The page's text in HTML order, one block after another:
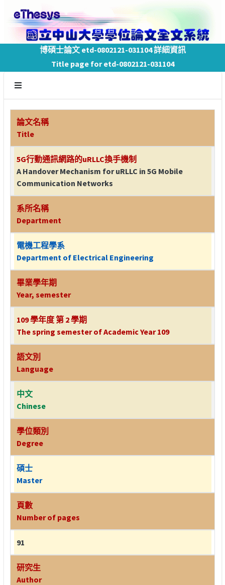
博碩士論文 etd-0802121-031104 詳細資訊
Title page for etd-0802121-031104
論文名稱
Title
5G行動通訊網路的uRLLC換手機制
A Handover Mechanism for uRLLC in 5G Mobile
Communication Networks
系所名稱
Department
電機工程學系
Department of Electrical Engineering
畢業學年期
Year, semester
109 學年度 第 2 學期
The spring semester of Academic Year 109
語文別
Language
中文
Chinese
學位類別
Degree
碩士
Master
頁數
Number of pages
91
研究生
Author